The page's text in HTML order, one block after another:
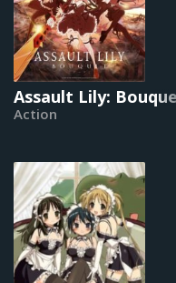
Assault Lily:
Action